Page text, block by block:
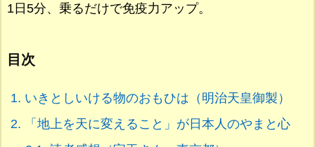
1日5分、乗るだけで免疫力アップ。
目次
1. いきとしいける物のおもひは（明治天皇御製）
2. 「地上を天に変えること」が日本人のやまと心